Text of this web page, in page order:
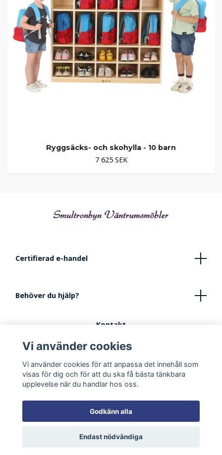
Ryggsäcks- och skohylla - 10 barn
7 625 SEK
Certifierad e-handel
Behöver du hjälp?
Kontakt
Köpvillkor
Tips vid inredning av lekhörna
Vi använder cookies
Vi använder cookies för att anpassa det innehåll som
visas för dig och för att du ska få bästa tänkbara
upplevelse när du handlar hos oss.
Godkänn alla
Endast nödvändiga